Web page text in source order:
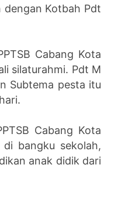
dengan Kotbah Pdt
Cabang Kota
silaturahmi. Pdt M
Subtema pesta itu
Cabang Kota
bangku sekolah,
anak didik dari